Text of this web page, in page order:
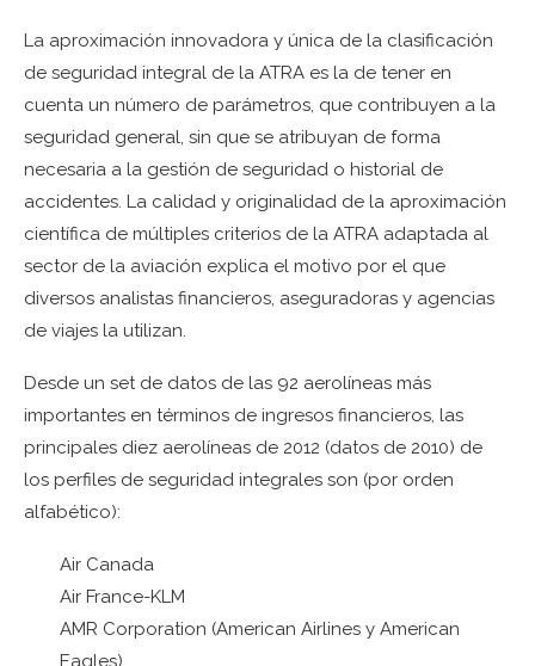
La aproximación innovadora y única de la clasificación
de seguridad integral de la ATRA es la de tener en
cuenta un número de parámetros, que contribuyen a la
seguridad general, sin que se atribuyan de forma
necesaria a la gestión de seguridad o historial de
accidentes. La calidad y originalidad de la aproximación
científica de múltiples criterios de la ATRA adaptada al
sector de la aviación explica el motivo por el que
diversos analistas financieros, aseguradoras y agencias
de viajes la utilizan.
Desde un set de datos de las 92 aerolíneas más
importantes en términos de ingresos financieros, las
principales diez aerolíneas de 2012 (datos de 2010) de
los perfiles de seguridad integrales son (por orden
alfabético):
Air Canada
Air France-KLM
AMR Corporation (American Airlines y American
Eagles)